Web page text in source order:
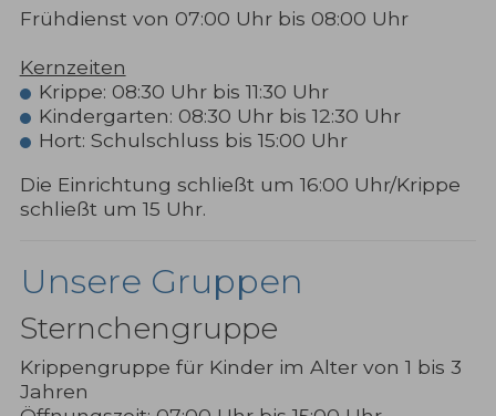
Frühdienst von 07:00 Uhr bis 08:00 Uhr
Kernzeiten
Krippe: 08:30 Uhr bis 11:30 Uhr
Kindergarten: 08:30 Uhr bis 12:30 Uhr
Hort: Schulschluss bis 15:00 Uhr
Die Einrichtung schließt um 16:00 Uhr/Krippe
schließt um 15 Uhr.
Unsere Gruppen
Sternchengruppe
Krippengruppe für Kinder im Alter von 1 bis 3
Jahren